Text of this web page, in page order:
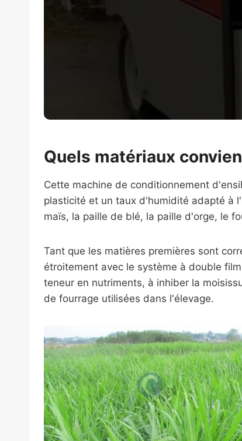
Quels matériaux
Cette machine de conditionnement
plasticité et un taux d'humidité adapté à
maïs, la paille de blé, la paille d'orge, le
Tant que les matières premières sont
étroitement avec le système à double
teneur en nutriments, à inhiber la
de fourrage utilisées dans l'élevage.